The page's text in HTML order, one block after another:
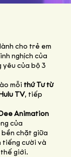
cho trẻ em
nghịch của
yêu của bộ 3
mỗithứ Tư từ
Hulu TV, tiếp
Animation
của
bền chặt giữa
tiếng cười và
giới.